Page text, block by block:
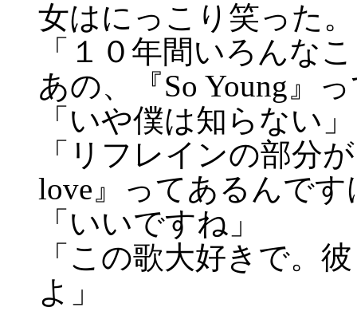
女はにっこり笑った。
「１０年間いろんな
あの、『So Young』
「いや僕は知らない」
「リフレインの部分
love』ってあるんです
「いいですね」
「この歌大好きで。
よ」